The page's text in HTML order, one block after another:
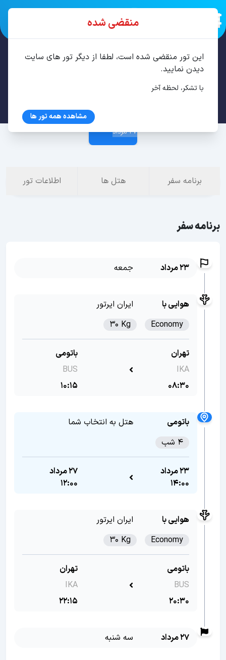
27 مرداد
برنامه سفر هتل ها اطلاعات تور
برنامه سفر
23 مرداد جمعه
هوایی با
ایران ایرتور
Economy
30 Kg
تهران
IKA
08:30
باتومی
BUS
10:15
باتومی
هتل به انتخاب شما
4 شب
23 مرداد
14:00
27 مرداد
12:00
هوایی با
ایران ایرتور
Economy
30 Kg
باتومی
BUS
20:30
تهران
IKA
22:15
27 مرداد سه شنبه
منقضی شده
این تور منقضی شده است، لطفا از دیگر تور های سایت
دیدن نمایید.
با تشکر، لحظه آخر
مشاهده همه تور ها